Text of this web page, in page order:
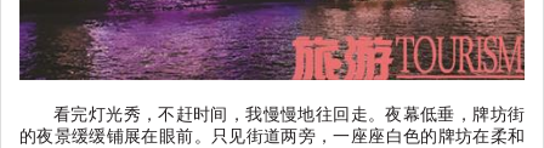
看完灯光秀，不赶时间，我慢慢地往回走。夜幕低垂，牌坊街
的夜景缓缓铺展在眼前。只见街道两旁，一座座白色的牌坊在柔和